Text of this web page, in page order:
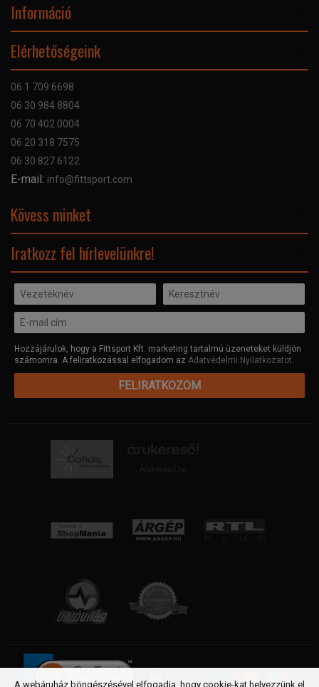
Információ
Bankkártyás fizetés
Adatvédelmi nyilatkozat
Elérhetőségeink
06 1 709 6698
06 30 984 8804
06 70 402 0004
06 20 318 7575
06 30 827 6122
E-mail: info@fittsport.com
Kövess minket
Iratkozz fel hírlevelünkre!
Hozzájárulok, hogy a Fittsport Kft. marketing tartalmú üzeneteket küldjön
számomra. A feliratkozással elfogadom az Adatvédelmi Nyilatkozatot.
FELIRATKOZOM
A webáruház böngészésével elfogadja, hogy cookie-kat helyezzünk el